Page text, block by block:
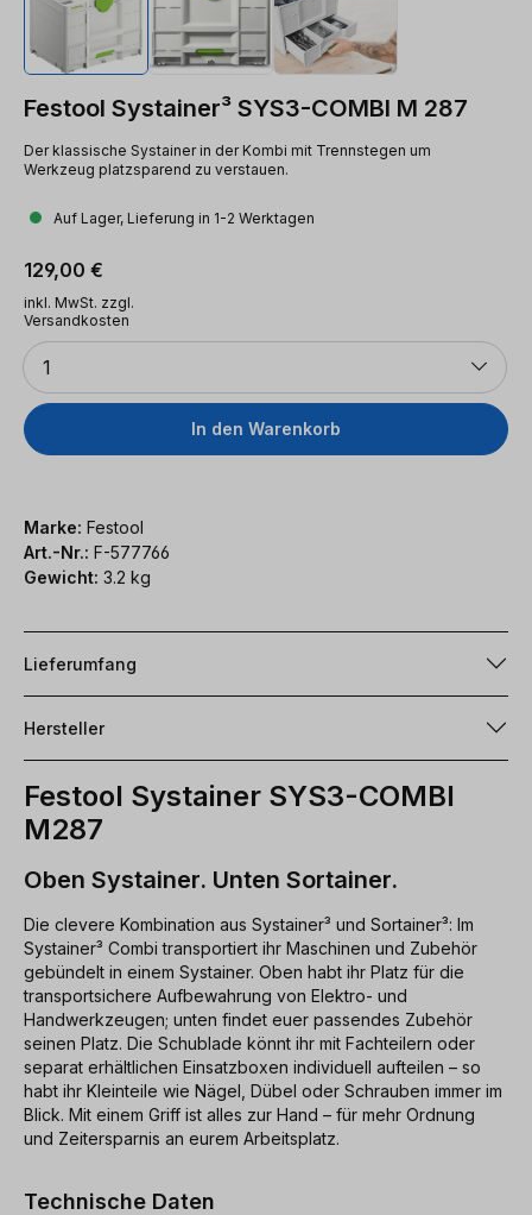
Festool Systainer³ SYS3-COMBI M 287
Der klassische Systainer in der Kombi mit Trennstegen um
Werkzeug platzsparend zu verstauen.
Auf Lager, Lieferung in 1-2 Werktagen
Regulärer Preis:
129,00 €
inkl. MwSt. zzgl.
Versandkosten
Anzahl
1
In den Warenkorb
Marke: Festool
Art.-Nr.: F-577766
Gewicht: 3.2 kg
Lieferumfang
Hersteller
Festool Systainer SYS3-COMBI
M287
Oben Systainer. Unten Sortainer.
Die clevere Kombination aus Systainer³ und Sortainer³: Im
Systainer³ Combi transportiert ihr Maschinen und Zubehör
gebündelt in einem Systainer. Oben habt ihr Platz für die
transportsichere Aufbewahrung von Elektro- und
Handwerkzeugen; unten findet euer passendes Zubehör
seinen Platz. Die Schublade könnt ihr mit Fachteilern oder
separat erhältlichen Einsatzboxen individuell aufteilen – so
habt ihr Kleinteile wie Nägel, Dübel oder Schrauben immer im
Blick. Mit einem Griff ist alles zur Hand – für mehr Ordnung
und Zeitersparnis an eurem Arbeitsplatz.
Technische Daten